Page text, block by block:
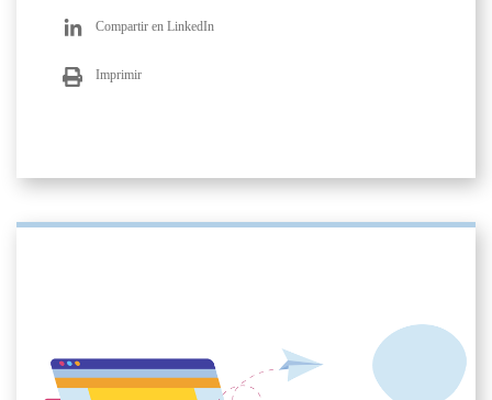
Compartir en LinkedIn
Imprimir